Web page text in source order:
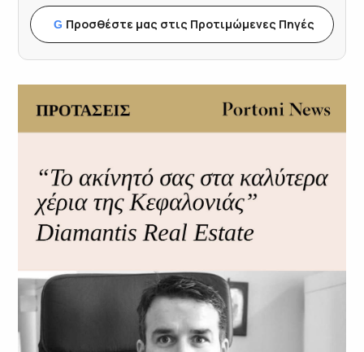
G Προσθέστε μας στις Προτιμώμενες Πηγές